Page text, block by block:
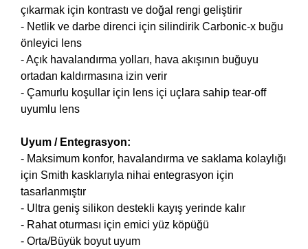
çıkarmak için kontrastı ve doğal rengi geliştirir
- Netlik ve darbe direnci için silindirik Carbonic-x buğu
önleyici lens
- Açık havalandırma yolları, hava akışının buğuyu
ortadan kaldırmasına izin verir
- Çamurlu koşullar için lens içi uçlara sahip tear-off
uyumlu lens
Uyum / Entegrasyon:
- Maksimum konfor, havalandırma ve saklama kolaylığı
için Smith kasklarıyla nihai entegrasyon için
tasarlanmıştır
- Ultra geniş silikon destekli kayış yerinde kalır
- Rahat oturması için emici yüz köpüğü
- Orta/Büyük boyut uyum